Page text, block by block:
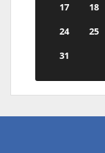
17
18
24
25
31